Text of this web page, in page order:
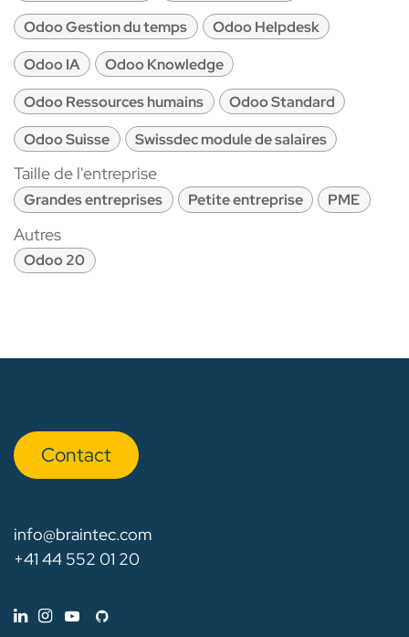
Odoo Gestion du temps
Odoo Helpdesk
Odoo IA
Odoo Knowledge
Odoo Ressources humains
Odoo Standard
Odoo Suisse
Swissdec module de salaires
Taille de l'entreprise
Grandes entreprises Petite entreprise PME
Autres
Odoo 20
Con​​​​tact
info@braintec.com
+41 44 552 01 20